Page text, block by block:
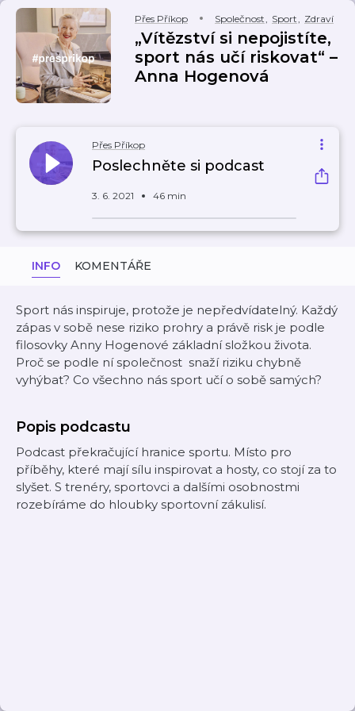
Přes Příkop Společnost, Sport, Zdraví
„Vítězství si nepojistíte,
sport nás učí riskovat“ –
Anna Hogenová
Přes Příkop
Poslechněte si podcast
3. 6. 2021 46 min
INFO KOMENTÁŘE
Sport nás inspiruje, protože je nepředvídatelný. Každý
zápas v sobě nese riziko prohry a právě risk je podle
filosovky Anny Hogenové základní složkou života.
Proč se podle ní společnost snaží riziku chybně
vyhýbat? Co všechno nás sport učí o sobě samých?
Popis podcastu
Podcast překračující hranice sportu. Místo pro
příběhy, které mají sílu inspirovat a hosty, co stojí za to
slyšet. S trenéry, sportovci a dalšími osobnostmi
rozebíráme do hloubky sportovní zákulisí.